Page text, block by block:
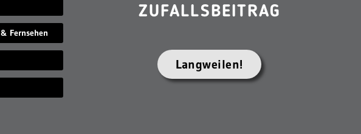
Fernsehen
ZUFALLSBEITRAG
Langweilen!